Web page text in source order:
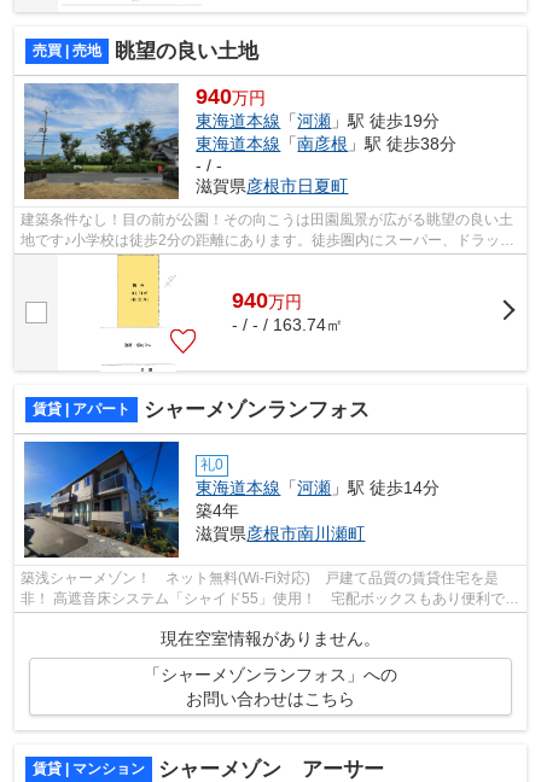
売買 | 売地 眺望の良い土地
940万円
東海道本線 「河瀬 」駅 徒歩19分
東海道本線 「南彦根 」駅 徒歩38分
- / -
滋賀県彦根市日夏町
建築条件なし！目の前が公園！その向こうは田園風景が広がる眺望の良い土
地です♪小学校は徒歩2分の距離にあります。徒歩圏内にスーパー、ドラッグ
ストア、コンビニ、ホームセンターも...
940万円
- / - / 163.74㎡
賃貸 | アパート シャーメゾンランフォス
礼0
東海道本線 「河瀬 」駅 徒歩14分
築4年
滋賀県彦根市南川瀬町
築浅シャーメゾン！ ネット無料(Wi-Fi対応) 戸建て品質の賃貸住宅を是
非！ 高遮音床システム「シャイド55」使用！ 宅配ボックスもあり便利で
現在空室情報がありません。
「シャーメゾンランフォス」への
お問い合わせはこちら
賃貸 | マンション シャーメゾン アーサー